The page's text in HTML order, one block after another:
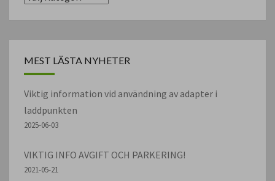
MEST LÄSTA NYHETER
Viktig information vid användning av adapter i
laddpunkten
2025-06-03
VIKTIG INFO AVGIFT OCH PARKERING!
2021-05-21